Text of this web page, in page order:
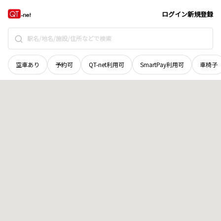
ログイン新規登録
空車あり 予約可 QT-net利用可 SmartPay利用可 車椅子
岡山県